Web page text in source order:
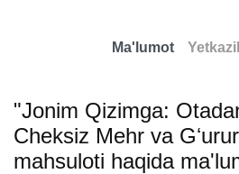
Ma'lumot
"Jonim Qizimga:
Cheksiz Mehr va
mahsuloti haqida